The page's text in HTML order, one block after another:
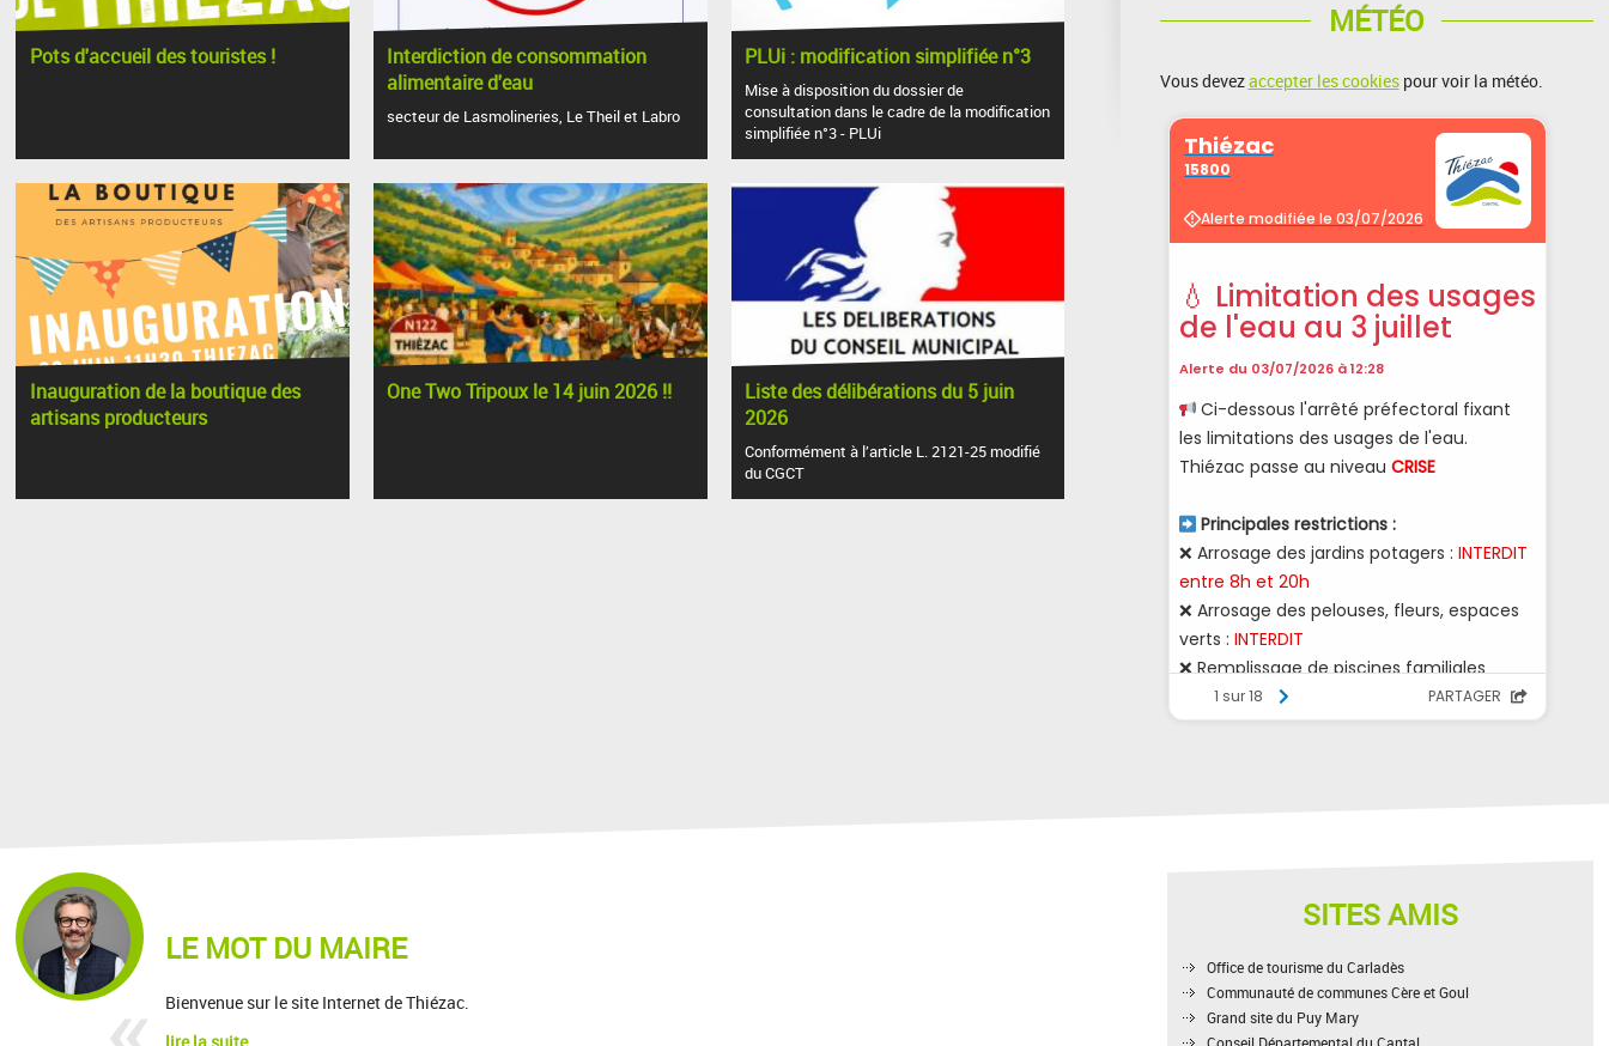
Pots d'accueil des touristes !
Interdiction de consommation
alimentaire d'eau
secteur de Lasmolineries, Le Theil et Labro
PLUi : modification simplifiée n°3
Mise à disposition du dossier de
consultation dans le cadre de la modification
simplifiée n°3 - PLUi
Inauguration de la boutique des
artisans producteurs
One Two Tripoux le 14 juin 2026 !!
Liste des délibérations du 5 juin
2026
Conformément à l’article L. 2121-25 modifié
du CGCT
MÉTÉO
Vous devezaccepter les cookiespour voir la météo.
LE MOT DU MAIRE
Bienvenue sur le site Internet de Thiézac.
SITES AMIS
Office de tourisme du Carladès
Communauté de communes Cère et Goul
Grand site du Puy Mary